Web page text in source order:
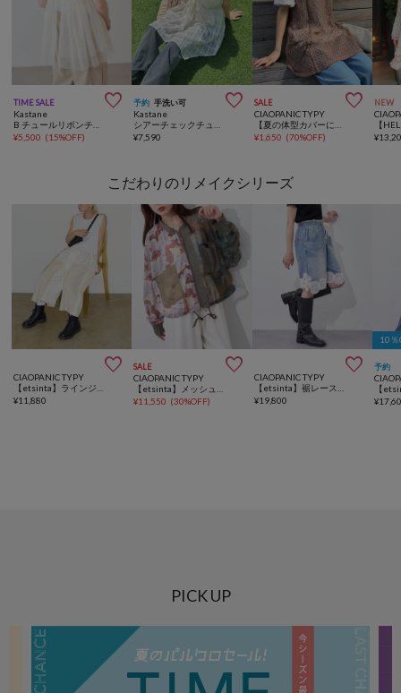
TIME SALE 
Kastane
¥5,500 (15%OFF)
予約 手洗い可 
Kastane
¥7,590
SALE 
CIAOPANIC TYPY
¥1,650 (70%OFF)
NEW
¥
こだわりのリメイクシリーズ

CIAOPANIC TYPY
¥11,880
SALE 
CIAOPANIC TYPY
¥11,550 (30%OFF)

CIAOPANIC TYPY
¥19,800
10％
予約
¥
PICK UP